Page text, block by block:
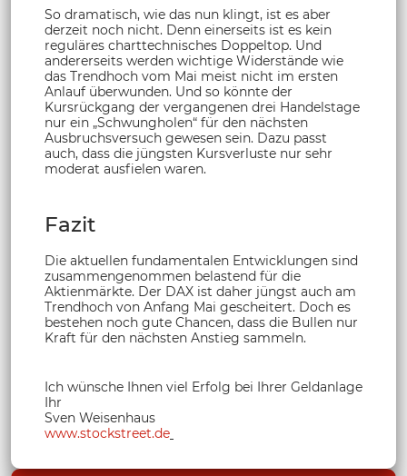
So dramatisch, wie das nun klingt, ist es aber
derzeit noch nicht. Denn einerseits ist es kein
reguläres charttechnisches Doppeltop. Und
andererseits werden wichtige Widerstände wie
das Trendhoch vom Mai meist nicht im ersten
Anlauf überwunden. Und so könnte der
Kursrückgang der vergangenen drei Handelstage
nur ein „Schwungholen“ für den nächsten
Ausbruchsversuch gewesen sein. Dazu passt
auch, dass die jüngsten Kursverluste nur sehr
moderat ausfielen waren.
Fazit
Die aktuellen fundamentalen Entwicklungen sind
zusammengenommen belastend für die
Aktienmärkte. Der DAX ist daher jüngst auch am
Trendhoch von Anfang Mai gescheitert. Doch es
bestehen noch gute Chancen, dass die Bullen nur
Kraft für den nächsten Anstieg sammeln.
Ich wünsche Ihnen viel Erfolg bei Ihrer Geldanlage
Ihr
Sven Weisenhaus
www.stockstreet.de